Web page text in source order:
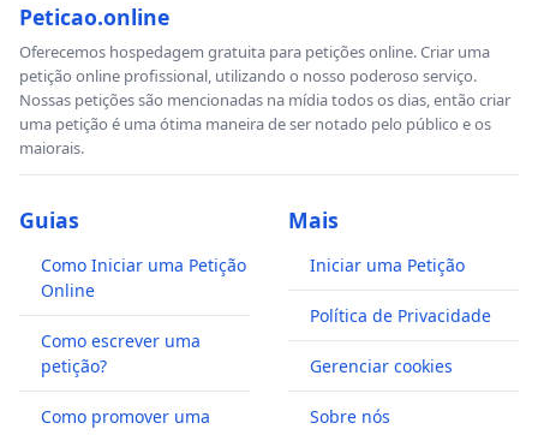
Peticao.online
Oferecemos hospedagem gratuita para petições online. Criar uma
petição online profissional, utilizando o nosso poderoso serviço.
Nossas petições são mencionadas na mídia todos os dias, então criar
uma petição é uma ótima maneira de ser notado pelo público e os
maiorais.
Guias
Como Iniciar uma Petição
Online
Como escrever uma
petição?
Como promover uma
Mais
Iniciar uma Petição
Política de Privacidade
Gerenciar cookies
Sobre nós